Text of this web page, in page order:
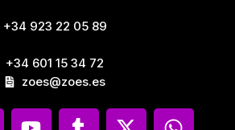
+34 923 22 05 89
+34 601 15 34 72
zoes@zoes.es